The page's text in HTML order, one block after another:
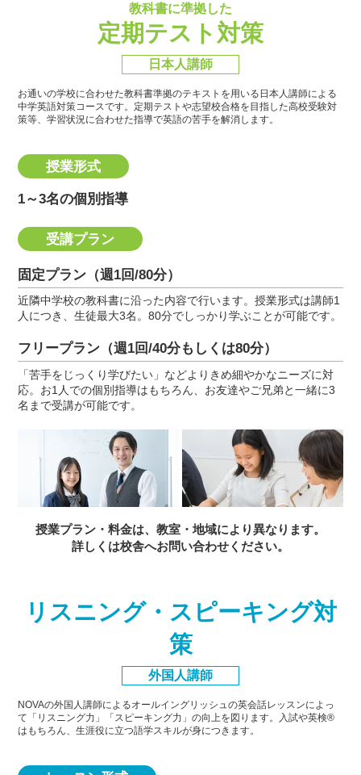
教科書に準拠した
定期テスト対策
日本人講師
お通いの学校に合わせた教科書準拠のテキストを用いる日本人講師による
中学英語対策コースです。 定期テストや志望校合格を目指した高校受験対
策等、学習状況に合わせた指導で英語の苦手を解消します。
授業形式
1～3名の個別指導
受講プラン
固定プラン（週1回/80分）
近隣中学校の教科書に沿った内容で行います。授業形式は講師1
人につき、生徒最大3名。80分でしっかり学ぶことが可能です。
フリープラン（週1回/40分もしくは80分）
「苦手をじっくり学びたい」などよりきめ細やかなニーズに対
応。お1人での個別指導はもちろん、お友達やご兄弟と一緒に3
名まで受講が可能です。
授業プラン・料金は、教室・地域により異なります。
詳しくは校舎へお問い合わせください。
リスニング・スピーキング対
策
外国人講師
NOVAの外国人講師によるオールイングリッシュの英会話レッスンによっ
て「リスニング力」「スピーキング力」の向上を図ります。入試や英検®
はもちろん、生涯役に立つ語学スキルが身につきます。